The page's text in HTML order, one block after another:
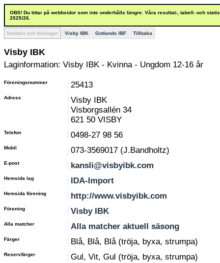
OBS! Du tittar på webbsidor som inte underhålls längre. Våra resultat-, tabell- och
2025/26.
Kontakt och tävlingar Visby IBK Gotlands IBF Tillbaka
Visby IBK
Laginformation: Visby IBK - Kvinna - Ungdom 12-16 år
Föreningsnummer 25413
Adress
Visby IBK
Visborgsallén 34
621 50 VISBY
Telefon 0498-27 98 56
Mobil 073-3569017 (J.Bandholtz)
E-post kansli@visbyibk.com
Hemsida lag IDA-Import
Hemsida förening http://www.visbyibk.com
Förening Visby IBK
Alla matcher Alla matcher aktuell säsong
Färger Blå, Blå, Blå (tröja, byxa, strumpa)
Reservfärger
Gul, Vit, Gul (tröja, byxa, strumpa)